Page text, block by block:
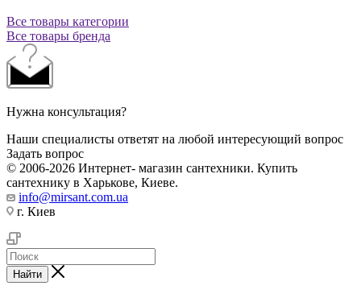
Все товары категории
Все товары бренда
Нужна консультация?
Наши специалисты ответят на любой интересующий вопрос
Задать вопрос
© 2006-2026 Интернет- магазин сантехники. Купить
сантехнику в Харькове, Киеве.
info@mirsant.com.ua
г. Киев
Найти